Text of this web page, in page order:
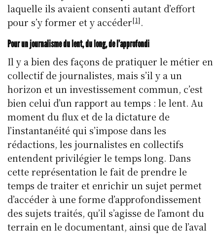
laquelle ils avaient consenti autant d’effort
pour s’y former et y accéder[1] .
Pour un journalisme du lent, du long, de l’approfondi
Il y a bien des façons de pratiquer le métier en
collectif de journalistes, mais s’il y a un
horizon et un investissement commun, c’est
bien celui d’un rapport au temps : le lent. Au
moment du flux et de la dictature de
l’instantanéité qui s’impose dans les
rédactions, les journalistes en collectifs
entendent privilégier le temps long. Dans
cette représentation le fait de prendre le
temps de traiter et enrichir un sujet permet
d’accéder à une forme d’approfondissement
des sujets traités, qu’il s’agisse de l’amont du
terrain en le documentant, ainsi que de l’aval